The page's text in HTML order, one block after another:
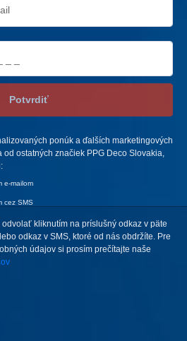
Potvrdiť
ponúk a ďalších marketingových
ostatných značiek PPG Deco Slovakia,
e-mailom
cez SMS
kliknutím na príslušný odkaz v päte
odkaz v SMS, ktoré od nás obdržíte. Pre
údajov si prosím prečítajte naše